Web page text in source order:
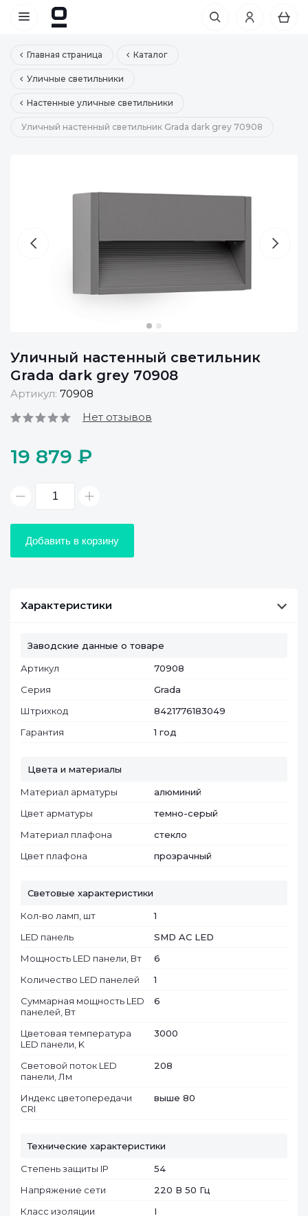
Главная страница Каталог
Уличные светильники
Настенные уличные светильники
Уличный настенный светильник Grada dark grey 70908
Уличный настенный светильник
Grada dark grey 70908
Артикул: 70908
Нет отзывов
19 879 ₽
Добавить в корзину
Характеристики
Заводские данные о товаре
Артикул
70908
Серия
Grada
Штрихкод
8421776183049
Гарантия
1 год
Цвета и материалы
Материал арматуры
алюминий
Цвет арматуры
темно-серый
Материал плафона
cтекло
Цвет плафона
прозрачный
Световые характеристики
Кол-во ламп, шт
1
LED панель
SMD AC LED
Мощность LED панели, Вт
6
Количество LED панелей
1
Суммарная мощность LED
панелей, Вт
6
Цветовая температура
LED панели, K
3000
Световой поток LED
панели, Лм
208
Индекс цветопередачи
CRI
выше 80
Технические характеристики
Степень защиты IP
54
Напряжение сети
220 В 50 Гц
Класс изоляции
I